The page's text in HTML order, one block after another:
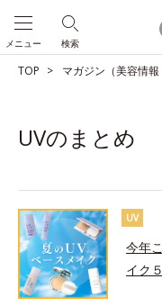
検索
メニュー
TOP マガジン（美容情報
UVのまとめ
UV
今年
イク